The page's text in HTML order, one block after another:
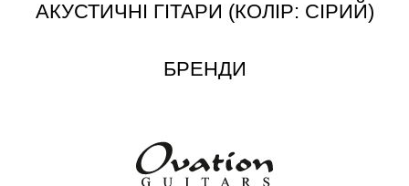
АКУСТИЧНІ ГІТАРИ (КОЛІР: СІРИЙ)
БРЕНДИ